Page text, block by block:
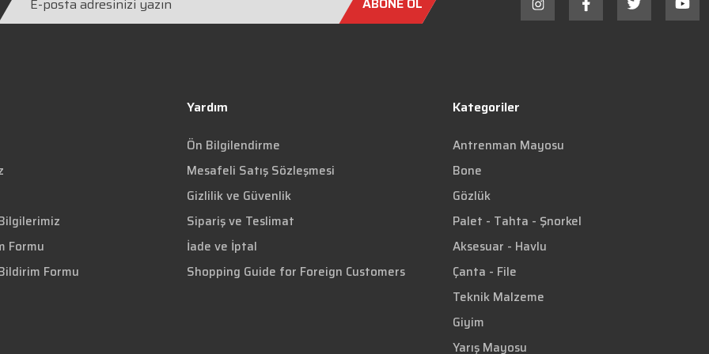
Formu
Formu
Yardım
Ön Bilgilendirme
Mesafeli Satış Sözleşmesi
Gizlilik ve Güvenlik
Sipariş ve Teslimat
İade ve İptal
Shopping Guide for Foreign Customers
Kategoriler
Antrenman Mayosu
Bone
Gözlük
Palet - Tahta - Şnorkel
Aksesuar - Havlu
Çanta - File
Teknik Malzeme
Giyim
Yarış Mayosu